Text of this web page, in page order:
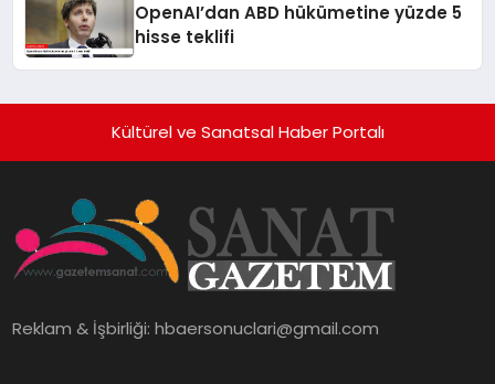
OpenAI’dan ABD hükümetine yüzde 5
hisse teklifi
Kültürel ve Sanatsal Haber Portalı
Reklam & İşbirliği:hbaersonuclari@gmail.com